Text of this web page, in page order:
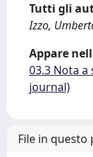
Tutti gli
Izzo,
Appare
03.3 Nota a
journal)
File in